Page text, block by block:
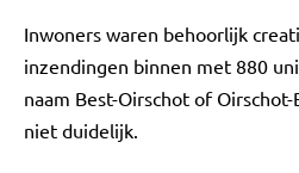
Inwoners waren behoorlijk
inzendingen binnen met 880
naam Best-Oirschot of
niet duidelijk.